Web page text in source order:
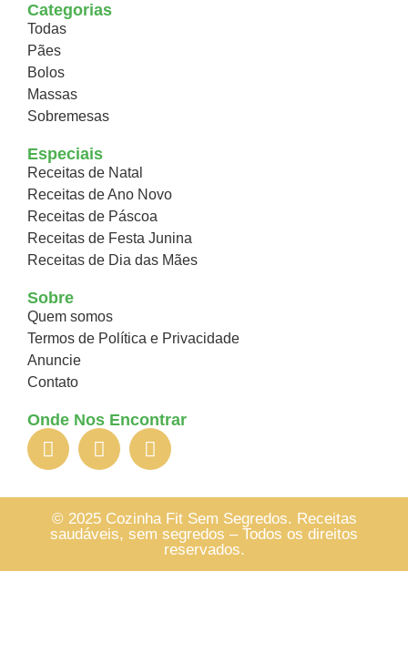
Categorias
Todas
Pães
Bolos
Massas
Sobremesas
Especiais
Receitas de Natal
Receitas de Ano Novo
Receitas de Páscoa
Receitas de Festa Junina
Receitas de Dia das Mães
Sobre
Quem somos
Termos de Política e Privacidade
Anuncie
Contato
Onde Nos Encontrar
© 2025 Cozinha Fit Sem Segredos. Receitas
saudáveis, sem segredos – Todos os direitos
reservados.